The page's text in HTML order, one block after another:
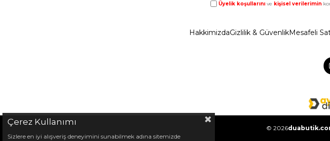
Üyelik koşullarını ve kişisel verilerimin
HakkimizdaGizlilik & GüvenlikMesafeli
© 2026
Çerez Kullanımı
Sizlere en iyi alışveriş deneyimini sunabilmek adına sitemizde